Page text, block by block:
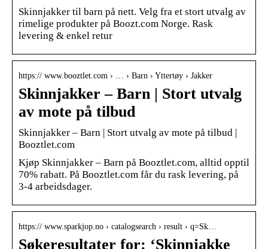
Skinnjakker til barn på nett. Velg fra et stort utvalg av
rimelige produkter på Boozt.com Norge. Rask
levering & enkel retur
https:// www.booztlet.com › … › Barn › Yttertøy › Jakker
Skinnjakker – Barn | Stort utvalg
av mote på tilbud
Skinnjakker – Barn | Stort utvalg av mote på tilbud |
Booztlet.com
Kjøp Skinnjakker – Barn på Booztlet.com, alltid opptil
70% rabatt. På Booztlet.com får du rask levering, på
3-4 arbeidsdager.
https:// www.sparkjop.no › catalogsearch › result › q=Sk…
Søkeresultater for: ‘Skinnjakke